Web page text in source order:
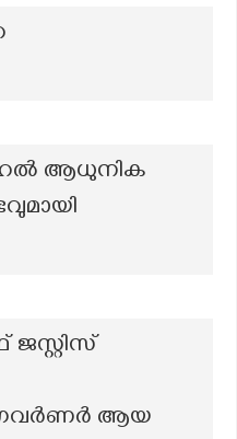
ആധുനിക
ജസ്റ്റിസ്
ഗവര്‍ണര്‍ ആയ